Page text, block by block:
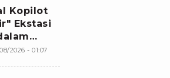
Kopilot
Ekstasi
2026 - 01:07